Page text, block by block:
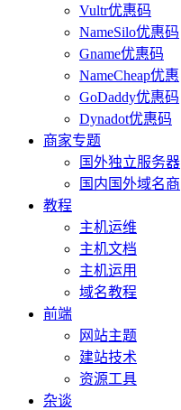
Vultr优惠码
NameSilo优惠码
Gname优惠码
NameCheap优惠
GoDaddy优惠码
Dynadot优惠码
商家专题
国外独立服务器
国内国外域名商
教程
主机运维
主机文档
主机运用
域名教程
前端
网站主题
建站技术
资源工具
杂谈